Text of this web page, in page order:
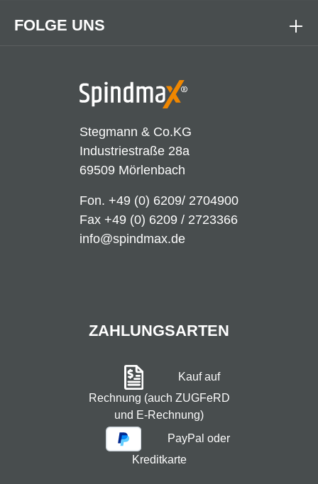
Stegmann & Co.KG
Industriestraße 28a
69509 Mörlenbach
Fon. +49 (0) 6209/ 2704900
Fax +49 (0) 6209 / 2723366
info@spindmax.de
FOLGE UNS
ZAHLUNGSARTEN
Kauf auf
Rechnung (auch ZUGFeRD
und E-Rechnung)
PayPal oder
Kreditkarte